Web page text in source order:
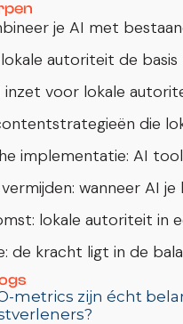
de kracht ligt in de
metrics zijn écht